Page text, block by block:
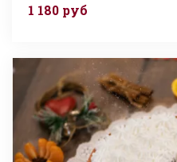
1 180 руб